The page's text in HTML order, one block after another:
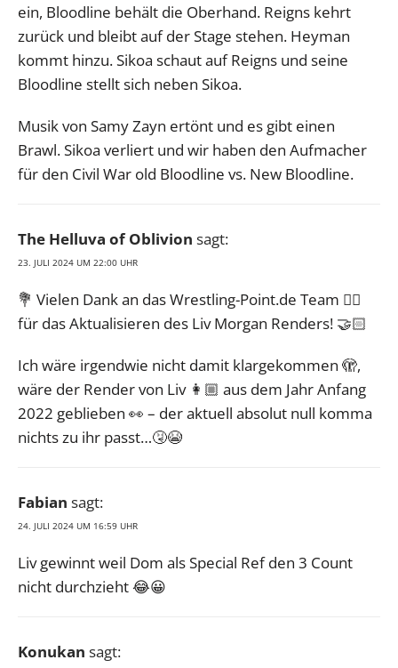
ein, Bloodline behält die Oberhand. Reigns kehrt
zurück und bleibt auf der Stage stehen. Heyman
kommt hinzu. Sikoa schaut auf Reigns und seine
Bloodline stellt sich neben Sikoa.
Musik von Samy Zayn ertönt und es gibt einen
Brawl. Sikoa verliert und wir haben den Aufmacher
für den Civil War old Bloodline vs. New Bloodline.
The Helluva of Oblivion sagt:
23. JULI 2024 UM 22:00 UHR
💐 Vielen Dank an das Wrestling-Point.de Team 👍🏻
für das Aktualisieren des Liv Morgan Renders! 🤝🏻
Ich wäre irgendwie nicht damit klargekommen 🫣,
wäre der Render von Liv 👩🏼 aus dem Jahr Anfang
2022 geblieben 👀 – der aktuell absolut null komma
nichts zu ihr passt…🤧😭
Fabian sagt:
24. JULI 2024 UM 16:59 UHR
Liv gewinnt weil Dom als Special Ref den 3 Count
nicht durchzieht 😂😀
Konukan sagt: